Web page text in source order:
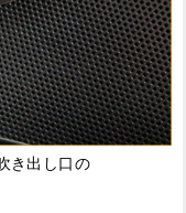
き出し口の